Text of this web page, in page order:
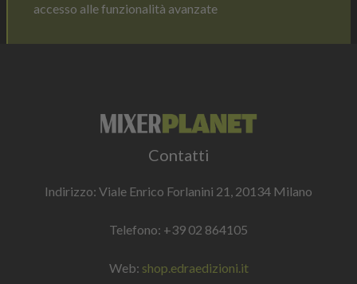
accesso alle funzionalità avanzate
Contatti
Indirizzo: Viale Enrico Forlanini 21, 20134 Milano
Telefono: +39 02 864105
Web: shop.edraedizioni.it